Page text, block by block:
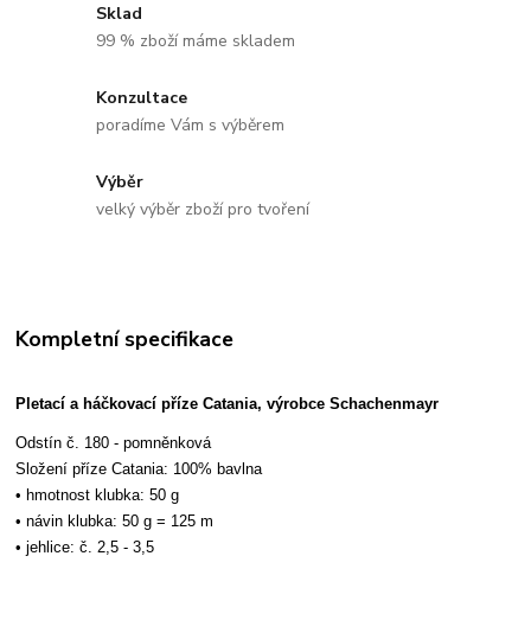
Sklad
99 % zboží máme skladem
Konzultace
poradíme Vám s výběrem
Výběr
velký výběr zboží pro tvoření
Kompletní specifikace
Pletací a háčkovací příze Catania, výrobce Schachenmayr
Odstín č. 180 - pomněnková
Složení příze Catania: 100% bavlna
• hmotnost klubka: 50 g
• návin klubka: 50 g = 125 m
• jehlice: č. 2,5 - 3,5